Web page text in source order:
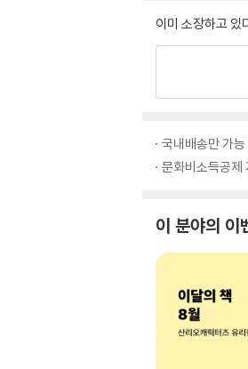
이미 소장하고 있
국내배송만 가능
문화비소득공제
이 분야의 이